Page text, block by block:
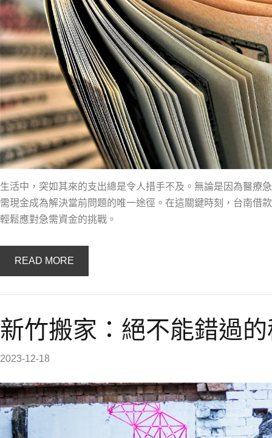
生活中，突如其來的支出總是令人措手不及。無論是因為醫療
需現金成為解決當前問題的唯一途徑。在這關鍵時刻，台南借
輕鬆應對急需資金的挑戰。
READ MORE
新竹搬家：絕不能錯過
2023-12-18